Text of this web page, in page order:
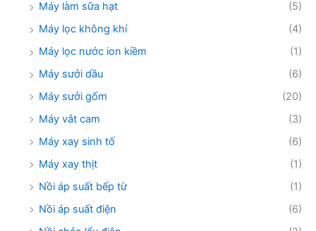
Máy làm sữa hạt
(5)
Máy lọc không khí
(4)
Máy lọc nước ion kiềm
(1)
Máy sưởi dầu
(6)
Máy sưởi gốm
(20)
Máy vắt cam
(3)
Máy xay sinh tố
(6)
Máy xay thịt
(1)
Nồi áp suất bếp từ
(1)
Nồi áp suất điện
(6)